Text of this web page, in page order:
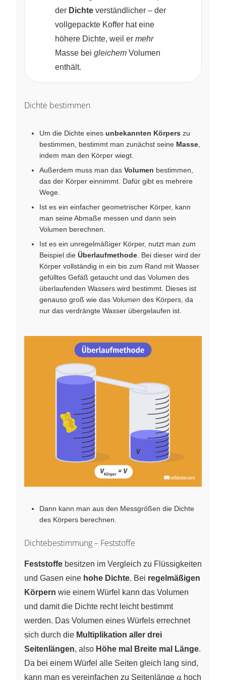
der Dichte verständlicher – der
vollgepackte Koffer hat eine
höhere Dichte, weil er mehr
Masse bei gleichem Volumen
enthält.
Dichte bestimmen
Um die Dichte eines unbekannten Körpers zu
bestimmen, bestimmt man zunächst seine Masse
indem man den Körper wiegt.
Außerdem muss man das Volumen bestimmen,
das der Körper einnimmt. Dafür gibt es mehrere
Wege.
Ist es ein einfacher geometrischer Körper, kann
man seine Abmaße messen und dann sein
Volumen berechnen.
Ist es ein unregelmäßiger Körper, nutzt man zum
Beispiel die Überlaufmethode . Bei dieser wird der
Körper vollständig in ein bis zum Rand mit Wasser
gefülltes Gefäß getaucht und das Volumen des
überlaufenden Wassers wird bestimmt. Dieses ist
genauso groß wie das Volumen des Körpers, da
nur das verdrängte Wasser übergelaufen ist.
Dann kann man aus den Messgrößen die Dichte
des Körpers berechnen.
Dichtebestimmung – Feststoffe
Feststoffe besitzen im Vergleich zu Flüssigkeiten
und Gasen eine hohe Dichte. Bei regelmäßigen
Körpern wie einem Würfel kann das Volumen
und damit die Dichte recht leicht bestimmt
werden. Das Volumen eines Würfels errechnet
sich durch die Multiplikation aller drei
Seitenlängen, also Höhe mal Breite mal Länge.
Da bei einem Würfel alle Seiten gleich lang sind,
kann man es vereinfachen zu Seitenlänge a
a hoch